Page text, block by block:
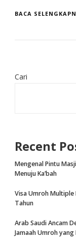
BACA
Cari
Recent
Mengenal Pintu
Menuju Ka’bah
Visa Umroh Multiple
Tahun
Arab Saudi Ancam
Jamaah Umroh